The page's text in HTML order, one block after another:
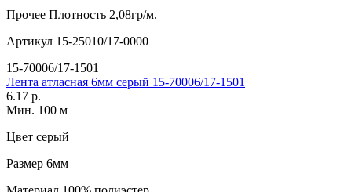
Прочее Плотность 2,08гр/м.
Артикул 15-25010/17-0000
15-70006/17-1501
Лента атласная 6мм серый 15-70006/17-1501
6.17 р.
Мин. 100 м
Цвет серый
Размер 6мм